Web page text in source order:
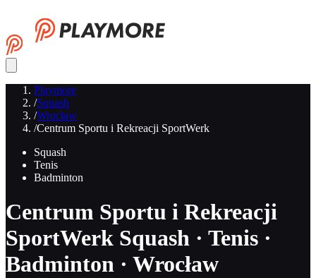
Playmore
/Squash
/Wrocław
/Centrum Sportu i Rekreacji SportWerk
Squash
Tenis
Badminton
Centrum Sportu i Rekreacji
SportWerk Squash · Tenis ·
Badminton · Wrocław